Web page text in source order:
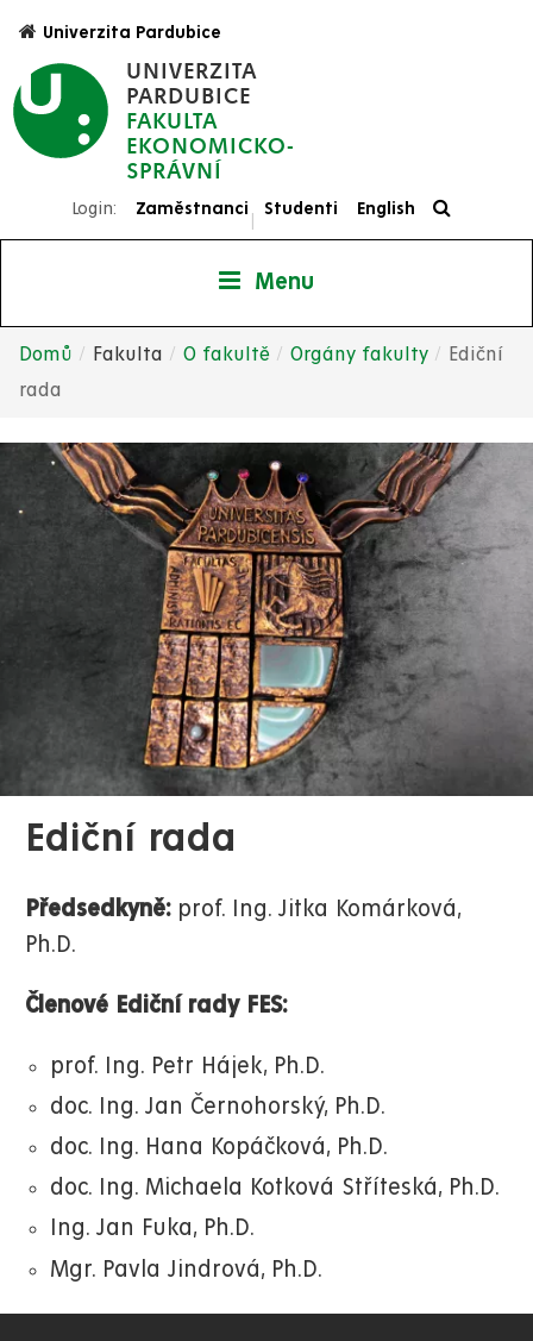
hlavnímu
obsahu
UNIVERZITA
PARDUBICE
FAKULTA
EKONOMICKO-
SPRÁVNÍ
Univerzita Pardubice
Login: Zaměstnanci
|
Studenti English
Menu
Drobečková
navigace
Domů Fakulta O fakultě Orgány fakulty
Ediční
rada
Ediční rada
Předsedkyně:prof. Ing. Jitka Komárková,
Ph.D.
Členové Ediční rady FES:
prof. Ing. Petr Hájek, Ph.D.
doc. Ing. Jan Černohorský, Ph.D.
doc. Ing. Hana Kopáčková, Ph.D.
doc. Ing. Michaela Kotková Stříteská, Ph.D.
Ing. Jan Fuka, Ph.D.
Mgr. Pavla Jindrová, Ph.D.